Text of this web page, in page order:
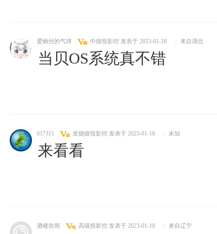
爱丽丝的气球 中级投影控 发表于 2023-01-18 来自湖北
当贝OS系统真不错
017311 发烧级投影控 发表于 2023-01-18 未知
来看看
酒楼吹雨 高级投影控 发表于 2023-01-10 来自辽宁